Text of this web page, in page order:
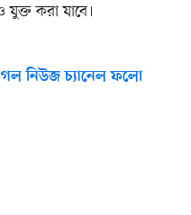
করা যাবে।
নিউজ চ্যানেল ফলো